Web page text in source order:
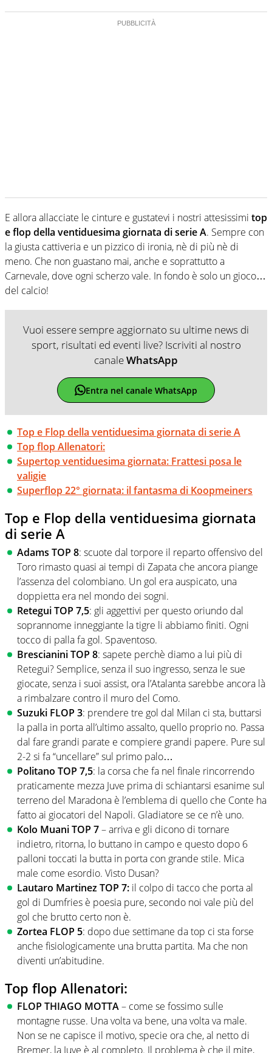
E allora allacciate le cinture e gustatevi i nostri attesissimi top
e flop della ventiduesima giornata di serie A. Sempre con
la giusta cattiveria e un pizzico di ironia, nè di più nè di
meno. Che non guastano mai, anche e soprattutto a
Carnevale, dove ogni scherzo vale. In fondo è solo un gioco…
del calcio!
Vuoi essere sempre aggiornato su ultime news di
sport, risultati ed eventi live? Iscriviti al nostro
canaleWhatsApp
Entra nel canale WhatsApp
Top e Flop della ventiduesima giornata di serie A
Top flop Allenatori:
Supertop ventiduesima giornata: Frattesi posa le
valigie
Superflop 22° giornata: il fantasma di Koopmeiners
Top e Flop della ventiduesima giornata
di serie A
Adams TOP 8: scuote dal torpore il reparto offensivo del
Toro rimasto quasi ai tempi di Zapata che ancora piange
l’assenza del colombiano. Un gol era auspicato, una
doppietta era nel mondo dei sogni.
Retegui TOP 7,5: gli aggettivi per questo oriundo dal
soprannome inneggiante la tigre li abbiamo finiti. Ogni
tocco di palla fa gol. Spaventoso.
Brescianini TOP 8: sapete perchè diamo a lui più di
Retegui? Semplice, senza il suo ingresso, senza le sue
giocate, senza i suoi assist, ora l’Atalanta sarebbe ancora là
a rimbalzare contro il muro del Como.
Suzuki FLOP 3: prendere tre gol dal Milan ci sta, buttarsi
la palla in porta all’ultimo assalto, quello proprio no. Passa
dal fare grandi parate e compiere grandi papere. Pure sul
2-2 si fa “uncellare” sul primo palo…
Politano TOP 7,5: la corsa che fa nel finale rincorrendo
praticamente mezza Juve prima di schiantarsi esanime sul
terreno del Maradona è l’emblema di quello che Conte ha
fatto ai giocatori del Napoli. Gladiatore se ce n’è uno.
Kolo Muani TOP 7– arriva e gli dicono di tornare
indietro, ritorna, lo buttano in campo e questo dopo 6
palloni toccati la butta in porta con grande stile. Mica
male come esordio. Visto Dusan?
Lautaro Martinez TOP 7: il colpo di tacco che porta al
gol di Dumfries è poesia pure, secondo noi vale più del
gol che brutto certo non è.
Zortea FLOP 5: dopo due settimane da top ci sta forse
anche fisiologicamente una brutta partita. Ma che non
diventi un’abitudine.
Top flop Allenatori:
FLOP THIAGO MOTTA– come se fossimo sulle
montagne russe. Una volta va bene, una volta va male.
Non se ne capisce il motivo, specie ora che, al netto di
Bremer, la Juve è al completo. Il problema è che il mite,